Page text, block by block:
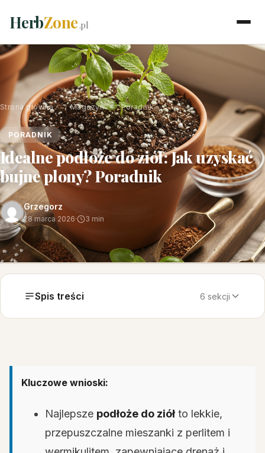
HerbZone.pl
Strona główna › Magazyn › Poradnik
PORADNIK
Idealne podłoże do ziół: Jak uzyskać
bujne plony? Poradnik
Grzegorz
28 marca 2026· 3 min
Spis treści 6 sekcji
Kluczowe wnioski:
Najlepsze podłoże do ziół to lekkie,
przepuszczalne mieszanki z perlitem i